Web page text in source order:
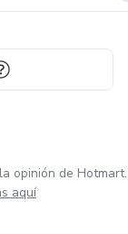
opinión de Hotmart.
aquí